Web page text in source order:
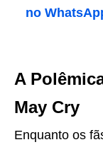
no
A
May Cry
Enquanto os